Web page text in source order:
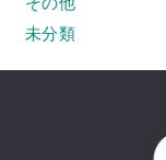
未分類